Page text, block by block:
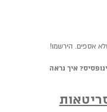
אספים. הירשמו!
איך נראה